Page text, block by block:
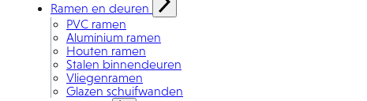
Ramen en deuren
PVC ramen
Aluminium ramen
Houten ramen
Stalen binnendeuren
Vliegenramen
Glazen schuifwanden